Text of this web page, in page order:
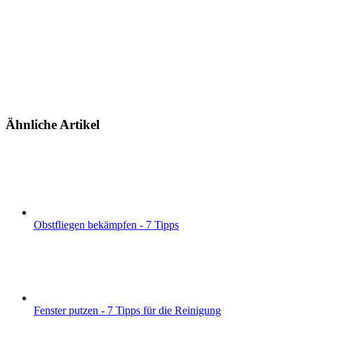
Ähnliche Artikel
Obstfliegen bekämpfen - 7 Tipps
Fenster putzen - 7 Tipps für die Reinigung